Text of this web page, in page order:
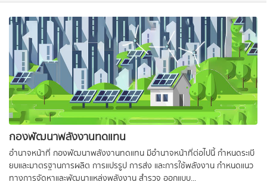
กองพัฒนาพลังงานทดแทน
อำนาจหน้าที่ กองพัฒนาพลังงานทดแทน มีอำนาจหน้าที่ต่อไปนี้ กําหนดระเบี
ยบและมาตรฐานการผลิต การแปรรูป การส่ง และการใช้พลังงาน กําหนดแนว
ทางการจัดหาและพัฒนาแหล่งพลังงาน สํารวจ ออกแบบ...